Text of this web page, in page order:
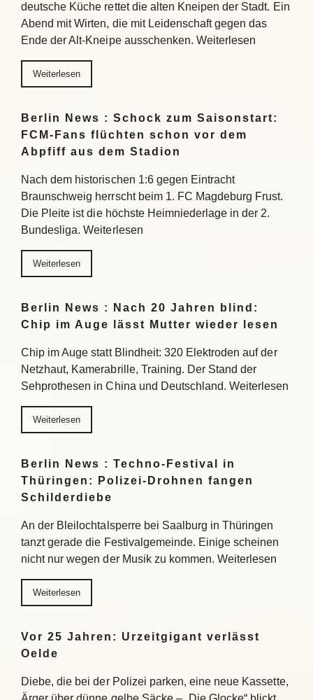
deutsche Küche rettet die alten Kneipen der Stadt. Ein
Abend mit Wirten, die mit Leidenschaft gegen das
Ende der Alt-Kneipe ausschenken. Weiterlesen
Weiterlesen
Berlin News : Schock zum Saisonstart:
FCM-Fans flüchten schon vor dem
Abpfiff aus dem Stadion
Nach dem historischen 1:6 gegen Eintracht
Braunschweig herrscht beim 1. FC Magdeburg Frust.
Die Pleite ist die höchste Heimniederlage in der 2.
Bundesliga. Weiterlesen
Weiterlesen
Berlin News : Nach 20 Jahren blind:
Chip im Auge lässt Mutter wieder lesen
Chip im Auge statt Blindheit: 320 Elektroden auf der
Netzhaut, Kamerabrille, Training. Der Stand der
Sehprothesen in China und Deutschland. Weiterlesen
Weiterlesen
Berlin News : Techno-Festival in
Thüringen: Polizei-Drohnen fangen
Schilderdiebe
An der Bleilochtalsperre bei Saalburg in Thüringen
tanzt gerade die Festivalgemeinde. Einige scheinen
nicht nur wegen der Musik zu kommen. Weiterlesen
Weiterlesen
Vor 25 Jahren: Urzeitgigant verlässt
Oelde
Diebe, die bei der Polizei parken, eine neue Kassette,